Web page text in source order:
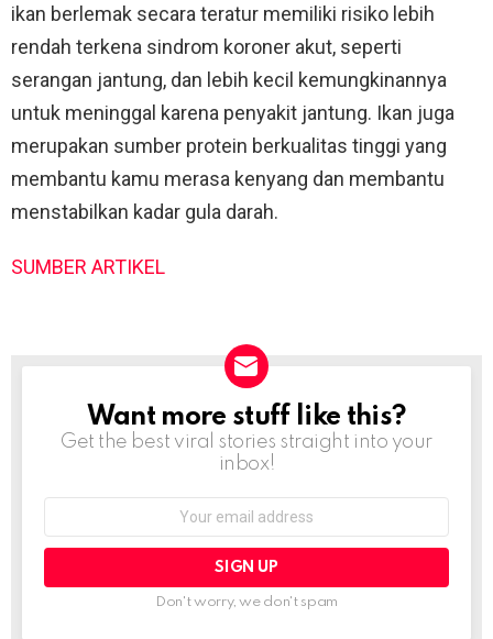
ikan berlemak secara teratur memiliki risiko lebih
rendah terkena sindrom koroner akut, seperti
serangan jantung, dan lebih kecil kemungkinannya
untuk meninggal karena penyakit jantung. Ikan juga
merupakan sumber protein berkualitas tinggi yang
membantu kamu merasa kenyang dan membantu
menstabilkan kadar gula darah.
SUMBER ARTIKEL
NEWSLETTER
Want more stuff like this?
Get the best viral stories straight into your
inbox!
Don't worry, we don't spam